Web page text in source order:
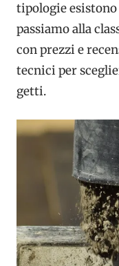
tipologie
passiamo alla
con prezzi e
tecnici per
getti.